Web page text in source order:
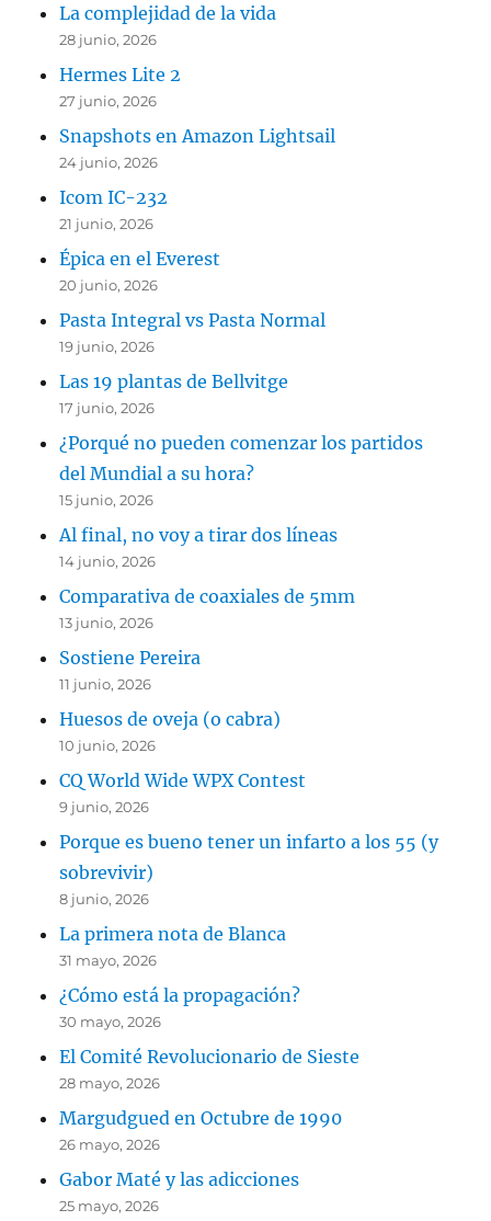
La complejidad de la vida
28 junio, 2026
Hermes Lite 2
27 junio, 2026
Snapshots en Amazon Lightsail
24 junio, 2026
Icom IC-232
21 junio, 2026
Épica en el Everest
20 junio, 2026
Pasta Integral vs Pasta Normal
19 junio, 2026
Las 19 plantas de Bellvitge
17 junio, 2026
¿Porqué no pueden comenzar los partidos
del Mundial a su hora?
15 junio, 2026
Al final, no voy a tirar dos líneas
14 junio, 2026
Comparativa de coaxiales de 5mm
13 junio, 2026
Sostiene Pereira
11 junio, 2026
Huesos de oveja (o cabra)
10 junio, 2026
CQ World Wide WPX Contest
9 junio, 2026
Porque es bueno tener un infarto a los 55 (y
sobrevivir)
8 junio, 2026
La primera nota de Blanca
31 mayo, 2026
¿Cómo está la propagación?
30 mayo, 2026
El Comité Revolucionario de Sieste
28 mayo, 2026
Margudgued en Octubre de 1990
26 mayo, 2026
Gabor Maté y las adicciones
25 mayo, 2026